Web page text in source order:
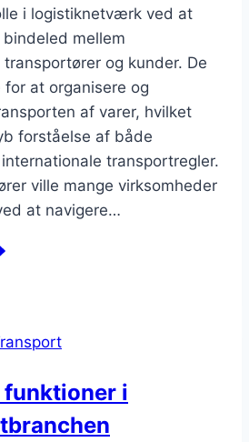
i logistiknetværk ved at
mellem
og kunder. De
for at organisere og
af varer, hvilket
forståelse af både
transportregler.
ville mange virksomheder
at navigere…
i